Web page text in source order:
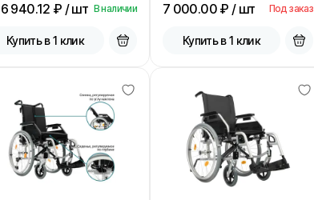
940.12 ₽ / шт В наличии
Купить в 1 клик
7 000.00₽ / шт Под заказ
Купить в 1 клик